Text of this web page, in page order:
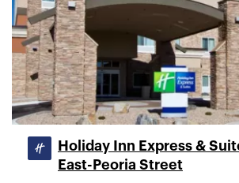
Holiday Inn Express &
East-Peoria Street